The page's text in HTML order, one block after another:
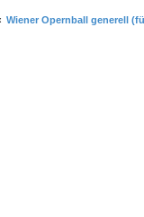
Wiener Opernball generell